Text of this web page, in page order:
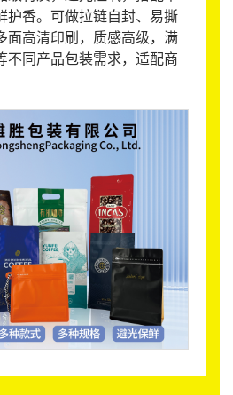
护香。可做拉链自封、易撕
面高清印刷，质感高级，满
不同产品包装需求，适配商